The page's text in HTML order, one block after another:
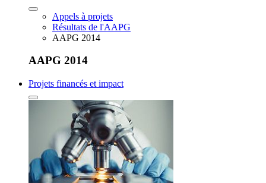
Appels à projets
Résultats de l'AAPG
AAPG 2014
AAPG 2014
Projets financés et impact